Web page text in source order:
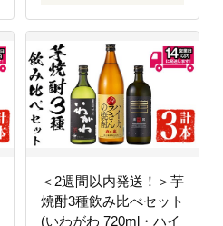
＜2週間以内発送！＞芋
焼酎3種飲み比べセット
(いわがわ 720ml・ハイ